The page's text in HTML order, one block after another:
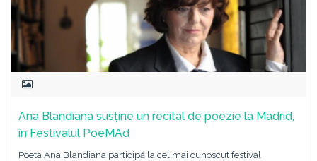
Ana Blandiana susține un recital de poezie la Madrid,
în Festivalul PoeMAd
Poeta Ana Blandiana participă la cel mai cunoscut festival